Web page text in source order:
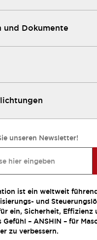
und Dokumente
unseren Newsletter!
ist ein weltweit
und
ein, Sicherheit, Effizienz
Gefühl – ANSHIN – für
zu verbessern.